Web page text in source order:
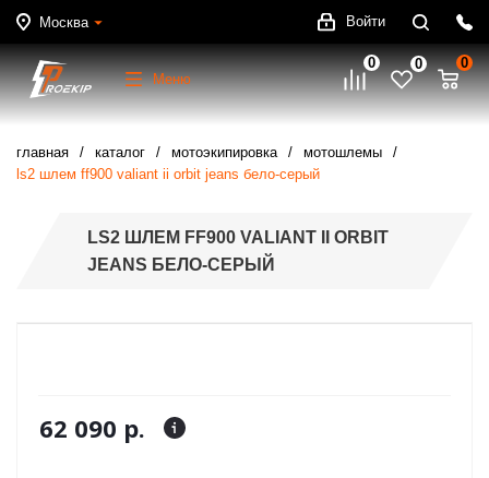
Москва Войти
Меню
0 0 0
главная каталог мотоэкипировка
мотошлемы
ls2 шлем ff900 valiant ii orbit jeans бело-серый
LS2 ШЛЕМ FF900 VALIANT II ORBIT
JEANS БЕЛО-СЕРЫЙ
62 090 р.